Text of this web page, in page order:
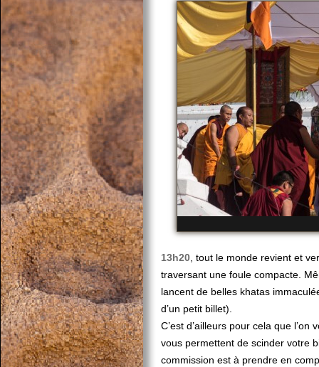
13h20 , tout le monde revient et
traversant une foule compacte.
lancent de belles khatas
d’un petit billet).
C’est d’ailleurs pour cela que
vous permettent de scinder votre
commission est à prendre en